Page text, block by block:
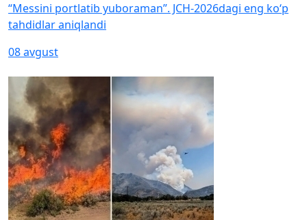
“Messini portlatib yuboraman”. JCH-2026dagi eng ko‘p
tahdidlar aniqlandi
08 avgust